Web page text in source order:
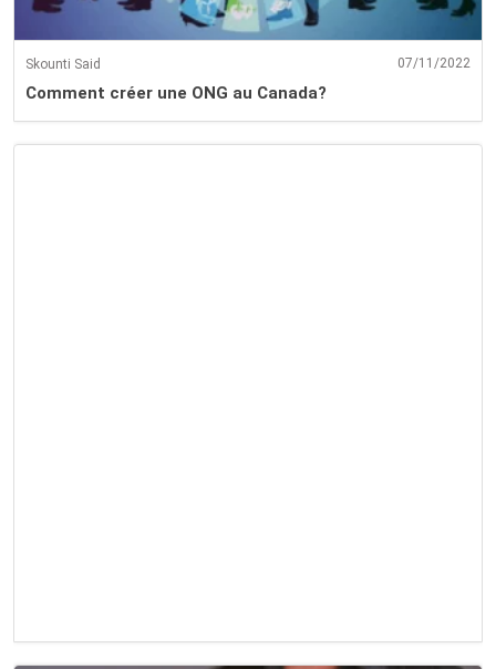
Skounti Said 07/11/2022
Comment créer une ONG au Canada?